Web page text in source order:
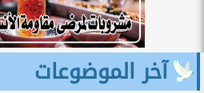
آخر الموضوعات